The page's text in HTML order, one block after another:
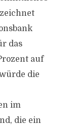
das
auf
die
im
die ein